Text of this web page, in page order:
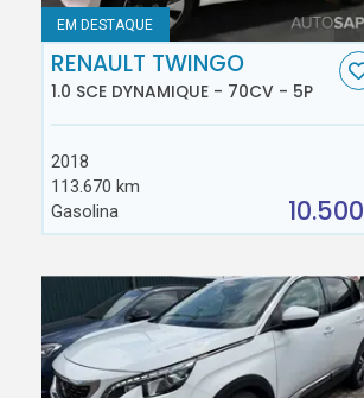
EM DESTAQUE
RENAULT TWINGO
1.0 SCE DYNAMIQUE - 70CV - 5P
2018
113.670 km
Gasolina
10.500